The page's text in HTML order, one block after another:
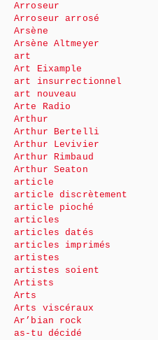
Arroseur
Arroseur arrosé
Arsène
Arsène Altmeyer
art
Art Eixample
art insurrectionnel
art nouveau
Arte Radio
Arthur
Arthur Bertelli
Arthur Levivier
Arthur Rimbaud
Arthur Seaton
article
article discrètement
article pioché
articles
articles datés
articles imprimés
artistes
artistes soient
Artists
Arts
Arts viscéraux
Ar’bian rock
as-tu décidé